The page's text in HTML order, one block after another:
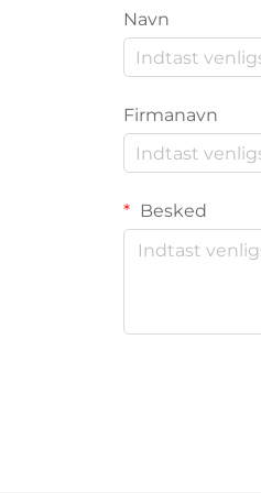
Navn
Firmanavn
Besked